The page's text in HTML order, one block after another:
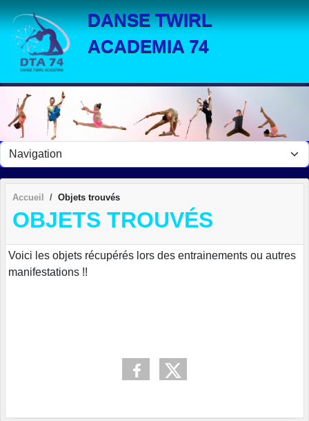
DANSE TWIRL
ACADEMIA 74
Accueil Objets trouvés
OBJETS TROUVÉS
Voici les objets récupérés lors des entrainements ou autres
manifestations !!